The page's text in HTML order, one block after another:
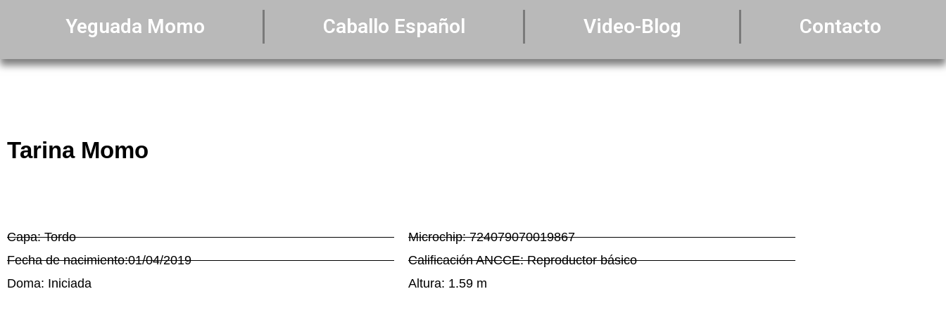
Yeguada Momo Caballo Español Video-Blog Contacto
Tarina Momo
Capa: Tordo
Fecha de nacimiento:01/04/2019
Doma: Iniciada
Microchip: 724079070019867
Calificación ANCCE: Reproductor básico
Altura: 1.59 m